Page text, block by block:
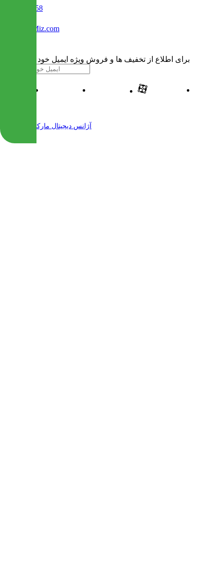
02122509458
Info@IranMiz.com
برای اطلاع از تخفیف ها و فروش ویژه ایمیل خود را وارد کنید
آژانس دیجیتال مارکتینگ مهرنت